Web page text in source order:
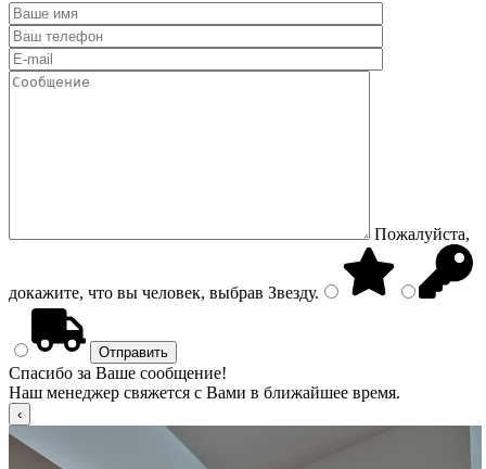
Пожалуйста,
докажите, что вы человек, выбрав Звезду.
Спасибо за Ваше сообщение!
Наш менеджер свяжется с Вами в ближайшее время.